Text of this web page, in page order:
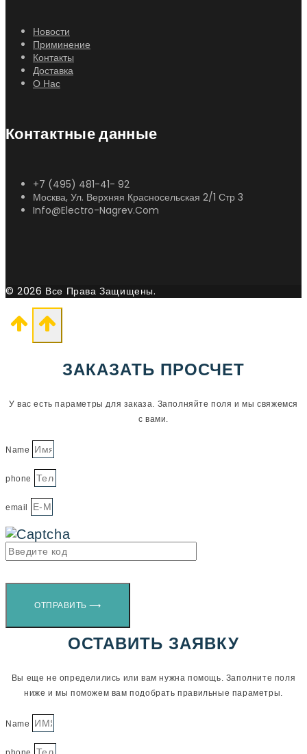
Новости
Приминение
Контакты
Доставка
О Нас
Контактные данные
+7 (495) 481-41- 92
Москва, Ул. Верхняя Красносельская 2/1 Стр 3
Info@electro-Nagrev.com
© 2026 Все Права Защищены.
ЗАКАЗАТЬ ПРОСЧЕТ
У вас есть параметры для заказа. Заполняйте поля и мы свяжемся
с вами.
Name
phone
email
ОТПРАВИТЬ ⟶
ОСТАВИТЬ ЗАЯВКУ
Вы еще не определились или вам нужна помощь. Заполните поля
ниже и мы поможем вам подобрать правильные параметры.
Name